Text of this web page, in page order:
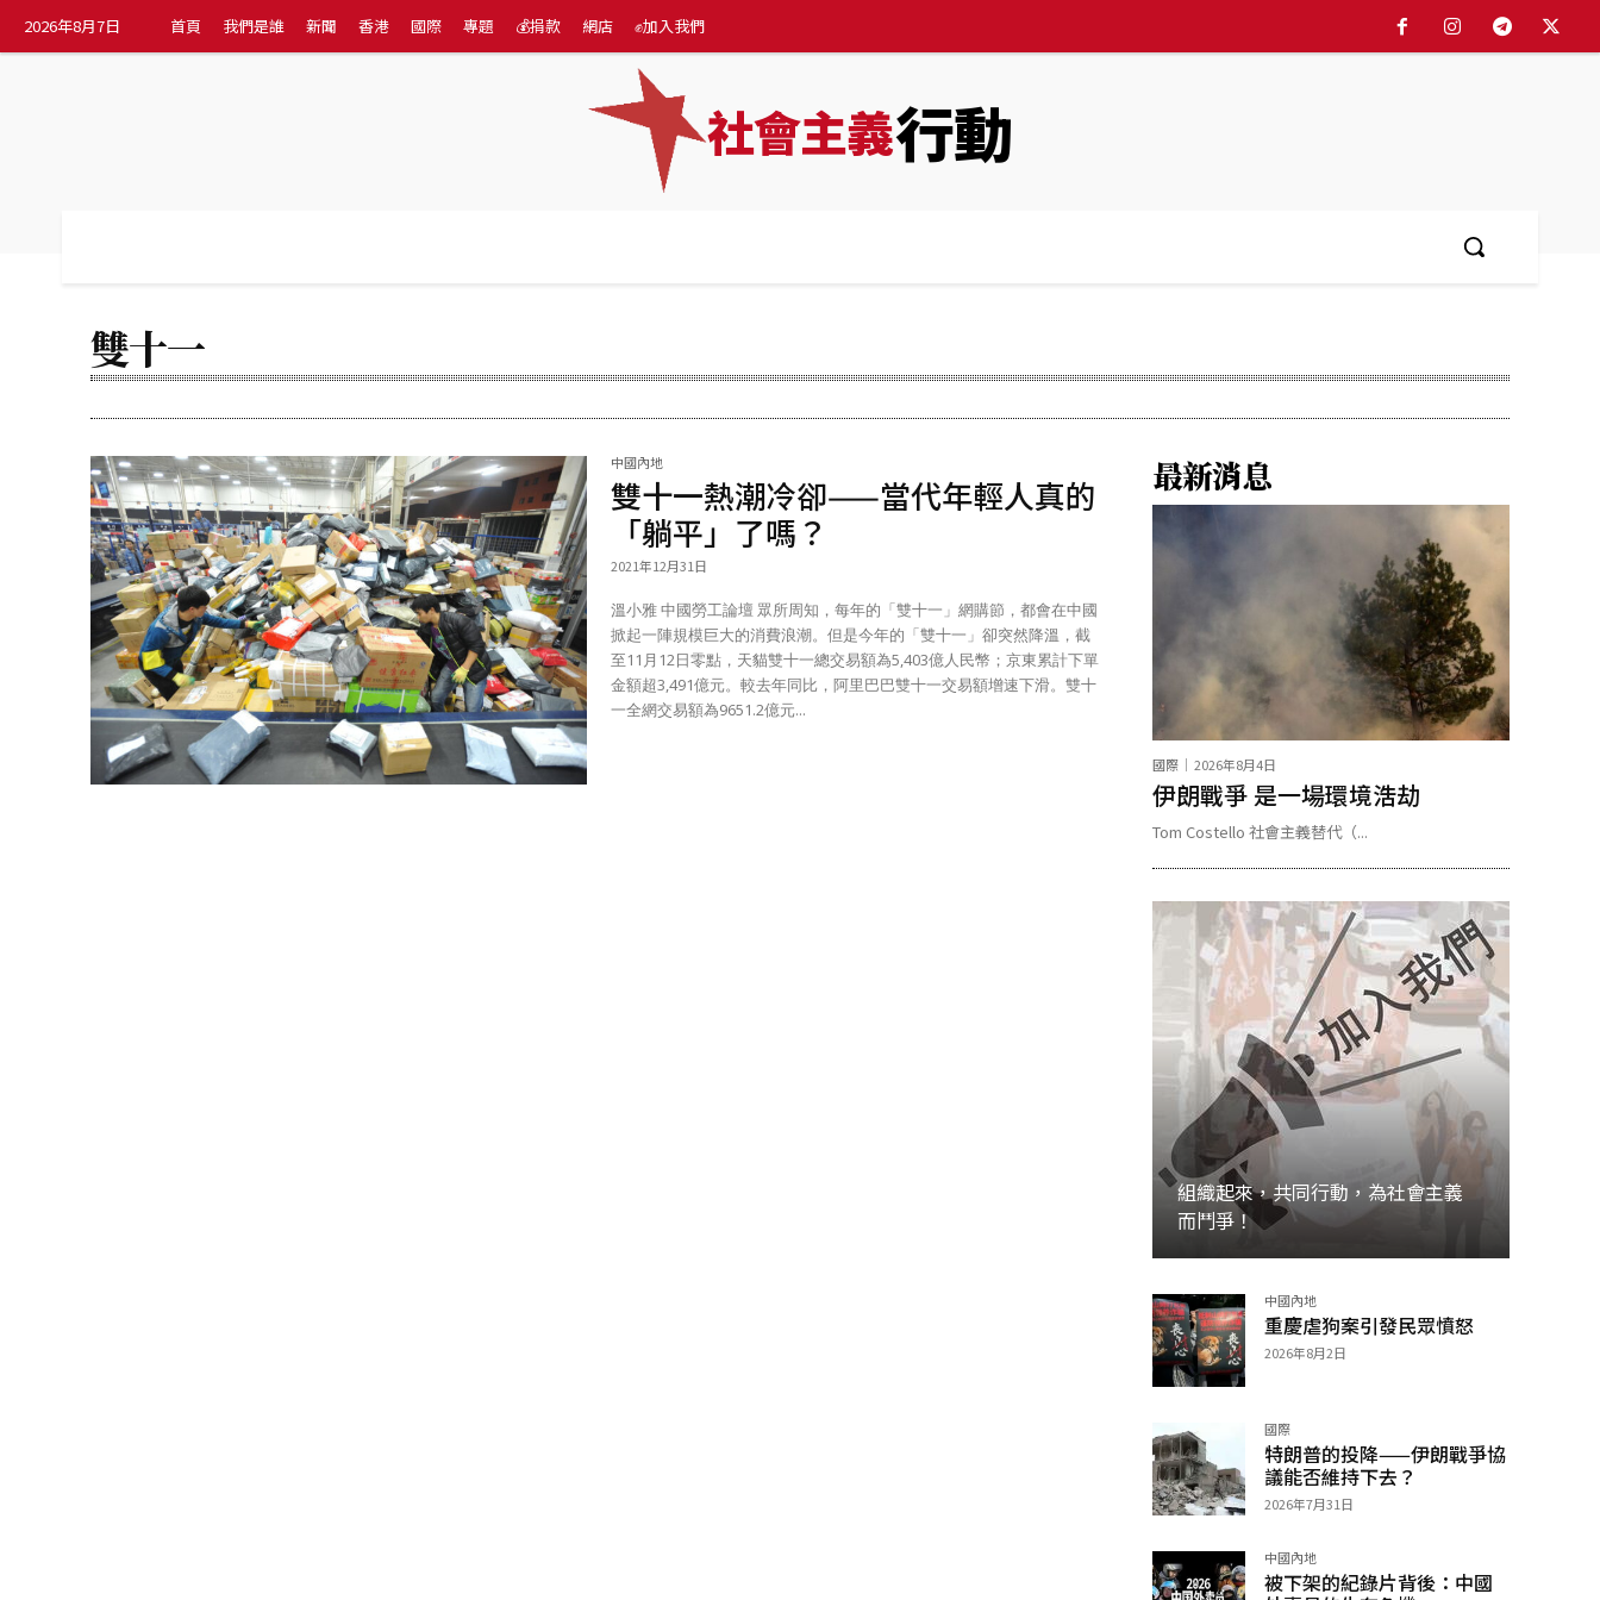
2026年8月7日 首頁 我們是誰 新聞 香港 國際 專題 💰捐款 網店 ✊加入我們
社會主義行動
雙十一
中國內地
雙十一熱潮冷卻——當代年輕人真的
「躺平」了嗎？
2021年12月31日
溫小雅 中國勞工論壇 眾所周知，每年的「雙十一」網購節，都會在中國
掀起一陣規模巨大的消費浪潮。但是今年的「雙十一」卻突然降溫，截
至11月12日零點，天貓雙十一總交易額為5,403億人民幣；京東累計下單
金額超3,491億元。較去年同比，阿里巴巴雙十一交易額增速下滑。雙十
一全網交易額為9651.2億元...
最新消息
國際 2026年8月4日
伊朗戰爭 是一場環境浩劫
Tom Costello 社會主義替代（...
組織起來，共同行動，為社會主義
而鬥爭！
加入 中國內地
重慶虐狗案引發民眾憤怒
2026年8月2日
國際
特朗普的投降——伊朗戰爭協
議能否維持下去？
2026年7月31日
中國內地
被下架的紀錄片背後：中國